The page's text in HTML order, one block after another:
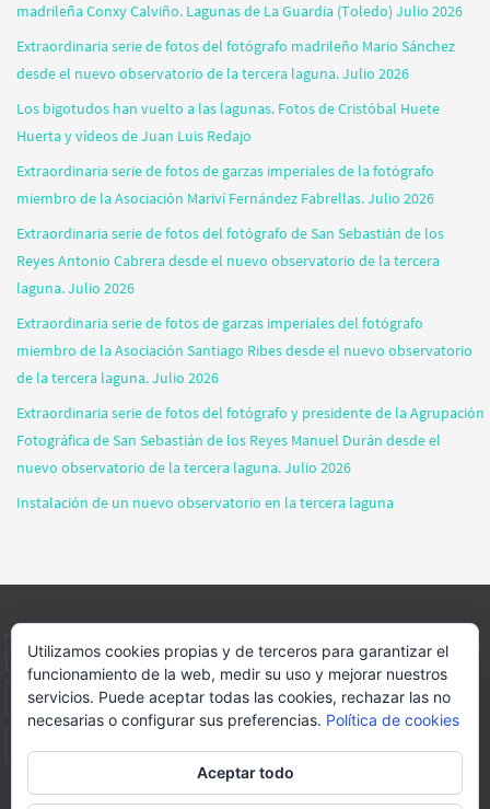
madrileña Conxy Calviño. Lagunas de La Guardia (Toledo) Julio 2026
Extraordinaria serie de fotos del fotógrafo madrileño Mario Sánchez
desde el nuevo observatorio de la tercera laguna. Julio 2026
Los bigotudos han vuelto a las lagunas. Fotos de Cristóbal Huete
Huerta y vídeos de Juan Luis Redajo
Extraordinaria serie de fotos de garzas imperiales de la fotógrafo
miembro de la Asociación Mariví Fernández Fabrellas. Julio 2026
Extraordinaria serie de fotos del fotógrafo de San Sebastián de los
Reyes Antonio Cabrera desde el nuevo observatorio de la tercera
laguna. Julio 2026
Extraordinaria serie de fotos de garzas imperiales del fotógrafo
miembro de la Asociación Santiago Ribes desde el nuevo observatorio
de la tercera laguna. Julio 2026
Extraordinaria serie de fotos del fotógrafo y presidente de la Agrupación
Fotográfica de San Sebastián de los Reyes Manuel Durán desde el
nuevo observatorio de la tercera laguna. Julio 2026
Instalación de un nuevo observatorio en la tercera laguna
INICIO INFORMACIÓN ASOCIACION SUS HABITANTES
FOTOS VIDEOS BLOG PATROCINADORES DONACIONES
Página web realizada porFORMACION WEBS Y MULTIMEDIA
Utilizamos cookies propias y de terceros para garantizar el
funcionamiento de la web, medir su uso y mejorar nuestros
servicios. Puede aceptar todas las cookies, rechazar las no
necesarias o configurar sus preferencias. Política de cookies
Aceptar todo